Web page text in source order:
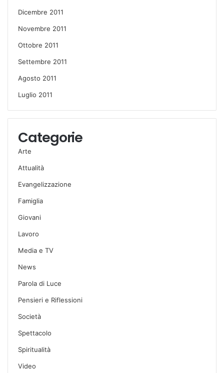
Dicembre 2011
Novembre 2011
Ottobre 2011
Settembre 2011
Agosto 2011
Luglio 2011
Categorie
Arte
Attualità
Evangelizzazione
Famiglia
Giovani
Lavoro
Media e TV
News
Parola di Luce
Pensieri e Riflessioni
Società
Spettacolo
Spiritualità
Video